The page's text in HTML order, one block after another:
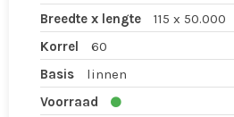
Breedte x lengte
115 x 50.000
Korrel
60
Basis
linnen
Voorraad